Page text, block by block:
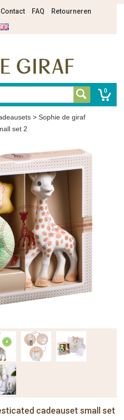
Contact FAQ
Retourneren
0
> Sophie de giraf
set 2
cadeauset small set